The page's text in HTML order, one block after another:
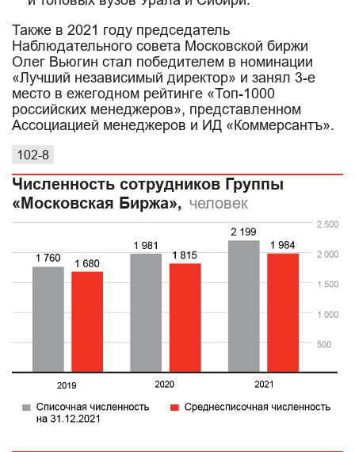
Также в 2021 году председатель
Наблюдательного совета Московской биржи
Олег Вьюгин стал победителем в номинации
«Лучший независимый директор» и занял 3-е
место в ежегодном рейтинге «Топ-1000
российских менеджеров», представленном
Ассоциацией менеджеров и ИД «Коммерсантъ».
102-8
Численность сотрудников Группы
«Московская Биржа», человек